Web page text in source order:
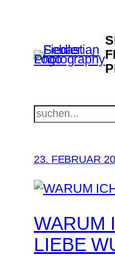
springen
Suchen
23. FEBRUAR
WARUM
LIEBE